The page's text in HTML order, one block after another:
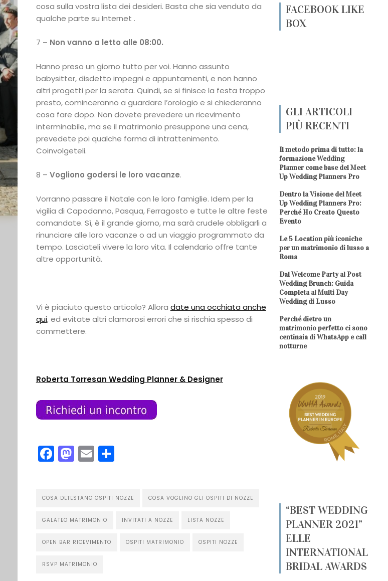
Torresan
Meet
The
Planner
La
Casa
degli
Sposi
Contatti
Search
cosa sulla vostra lista dei desideri. Basta che sia venduto da
qualche parte su Internet .
7 – Non vanno a letto alle 08:00.
Hanno preso un giorno tutto per voi. Hanno assunto
babysitter, disdetto impegni e appuntamenti, e non hanno
altri progetti per la serata. Quindi, se si finisce la festa troppo
presto, cominceranno a guardare l’orologio e si chiederanno
cosa fare dopo. Non dovete prevedere un ricevimento
interminabile, ma se il matrimonio presuppone una cena,
prevedete poi qualche forma di intrattenimento.
Coinvolgeteli.
8 – Vogliono godersi le loro vacanze.
Vorranno passare il Natale con le loro famiglie. Idem per la
vigilia di Capodanno, Pasqua, Ferragosto e tutte le altre feste
comandate. Sì, è il grande giorno, ma sarà crudele obbligarli a
rinunciare alle loro vacanze o ad un viaggio programmato da
tempo. Lasciateli vivere la loro vita. Il calendario offre tante
altre opportunità.
Vi è piaciuto questo articolo? Allora date una occhiata anche
qui, ed evitate altri clamorosi errori che si rischia spesso di
commettere.
Roberta Torresan Wedding Planner & Designer
Facebook
Mastodon
EmailCondividi
COSA DETESTANO OSPITI NOZZE COSA VOGLINO GLI OSPITI DI NOZZE
GALATEO MATRIMONIO INVITATI A NOZZE LISTA NOZZE
OPEN BAR RICEVIMENTO OSPITI MATRIMONIO OSPITI NOZZE
RSVP MATRIMONIO
FACEBOOK LIKE
BOX
GLI ARTICOLI
PIÙ RECENTI
Il metodo prima di tutto: la
formazione Wedding
Planner come base del Meet
Up Wedding Planners Pro
Dentro la Visione del Meet
Up Wedding Planners Pro:
Perché Ho Creato Questo
Evento
Le 5 Location più iconiche
per un matrimonio di lusso a
Roma
Dal Welcome Party al Post
Wedding Brunch: Guida
Completa al Multi Day
Wedding di Lusso
Perché dietro un
matrimonio perfetto ci sono
centinaia di WhatsApp e call
notturne
“BEST WEDDING
PLANNER 2021”
ELLE
INTERNATIONAL
BRIDAL AWARDS